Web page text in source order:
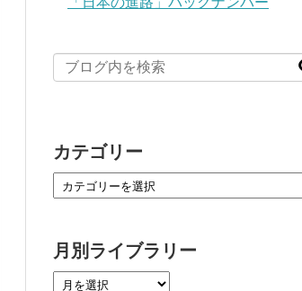
カテゴリー
月別ライブラリー